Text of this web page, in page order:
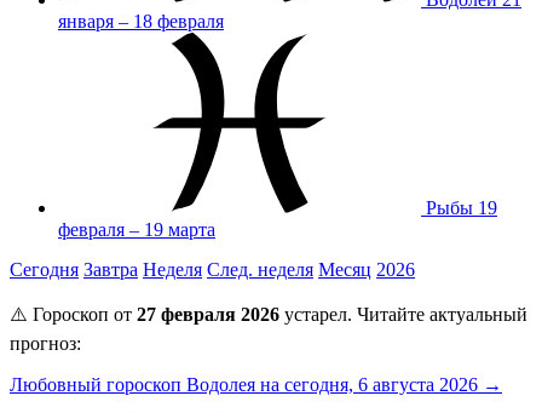
января – 18 февраля
Рыбы 19
февраля – 19 марта
Сегодня Завтра Неделя След. неделя Месяц 2026
⚠️ Гороскоп от 27 февраля 2026 устарел. Читайте актуальный
прогноз:
Любовный гороскоп Водолея на сегодня, 6 августа 2026 →